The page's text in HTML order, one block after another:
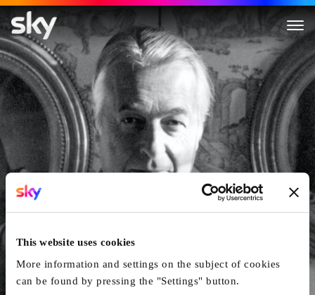
This website uses cookies
More information and settings on the subject of cookies
can be found by pressing the "Settings" button.
Tanz der blauen Vögel